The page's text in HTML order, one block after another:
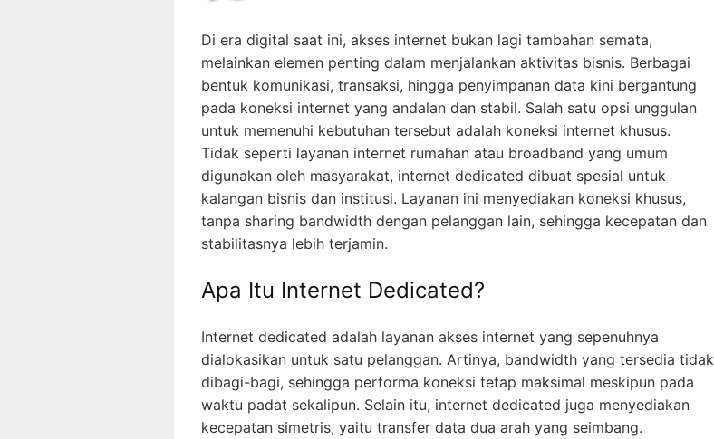
Di era digital saat ini, akses internet bukan lagi tambahan semata,
melainkan elemen penting dalam menjalankan aktivitas bisnis. Berbagai
bentuk komunikasi, transaksi, hingga penyimpanan data kini bergantung
pada koneksi internet yang andalan dan stabil. Salah satu opsi unggulan
untuk memenuhi kebutuhan tersebut adalah koneksi internet khusus.
Tidak seperti layanan internet rumahan atau broadband yang umum
digunakan oleh masyarakat, internet dedicated dibuat spesial untuk
kalangan bisnis dan institusi. Layanan ini menyediakan koneksi khusus,
tanpa sharing bandwidth dengan pelanggan lain, sehingga kecepatan dan
stabilitasnya lebih terjamin.
Apa Itu Internet Dedicated?
Internet dedicated adalah layanan akses internet yang sepenuhnya
dialokasikan untuk satu pelanggan. Artinya, bandwidth yang tersedia tidak
dibagi-bagi, sehingga performa koneksi tetap maksimal meskipun pada
waktu padat sekalipun. Selain itu, internet dedicated juga menyediakan
kecepatan simetris, yaitu transfer data dua arah yang seimbang.